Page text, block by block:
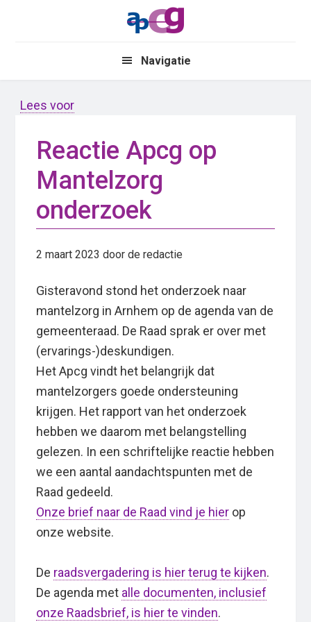
Navigatie
Lees voor
Reactie Apcg op
Mantelzorg
onderzoek
2 maart 2023 door de redactie
Gisteravond stond het onderzoek naar
mantelzorg in Arnhem op de agenda van de
gemeenteraad. De Raad sprak er over met
(ervarings-)deskundigen.
Het Apcg vindt het belangrijk dat
mantelzorgers goede ondersteuning
krijgen. Het rapport van het onderzoek
hebben we daarom met belangstelling
gelezen. In een schriftelijke reactie hebben
we een aantal aandachtspunten met de
Raad gedeeld.
Onze brief naar de Raad vind je hier op
onze website.
De raadsvergadering is hier terug te kijken.
De agenda met alle documenten, inclusief
onze Raadsbrief, is hier te vinden.